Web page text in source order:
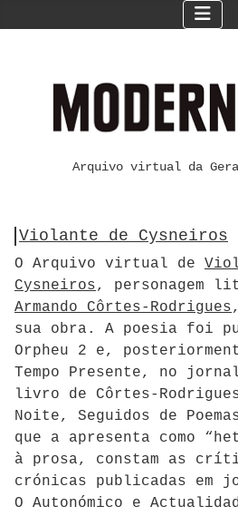
Arquivo virtual da
Violante de Cysneiros
O Arquivo virtual de
Cysneiros, personagem
Armando Côrtes-Rodrigues
sua obra. A poesia foi
Orpheu 2 e,
Tempo Presente, no
livro de Côrtes-
Noite, Seguidos de
que a apresenta como
à prosa, constam as
crónicas publicadas em
O Autonómico e